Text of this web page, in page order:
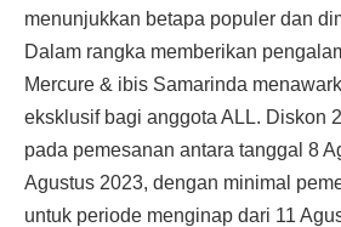
menunjukkan betapa populer dan
Dalam rangka memberikan
Mercure & ibis Samarinda
eksklusif bagi anggota ALL. Diskon
pada pemesanan antara tanggal 8
Agustus 2023, dengan minimal
untuk periode menginap dari 11